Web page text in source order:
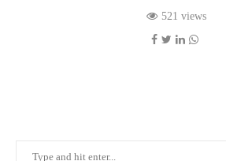
521 views